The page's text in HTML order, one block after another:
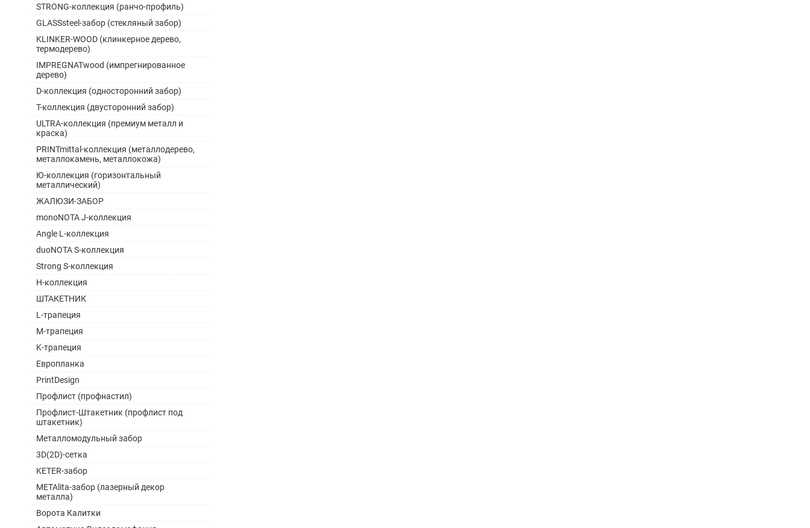
STRONG-коллекция (ранчо-профиль)
GLASSsteel-забор (стекляный забор)
KLINKER-WOOD (клинкерное дерево,
термодерево)
IMPREGNATwood (импрегнированное
дерево)
D-коллекция (односторонний забор)
Т-коллекция (двусторонний забор)
ULTRA-коллекция (премиум металл и
краска)
PRINTmittal-коллекция (металлодерево,
металлокамень, металлокожа)
Ю-коллекция (горизонтальный
металлический)
ЖАЛЮЗИ-ЗАБОР
monoNOTA J-коллекция
Angle L-коллекция
duoNOTA S-коллекция
Strong S-коллекция
H-коллекция
ШТАКЕТНИК
L-трапеция
M-трапеция
K-трапеция
Европланка
PrintDesign
Профлист (профнастил)
Профлист-Штакетник (профлист под
штакетник)
Металломодульный забор
3D(2D)-сетка
KETER-забор
METAlita-забор (лазерный декор
металла)
Ворота Калитки